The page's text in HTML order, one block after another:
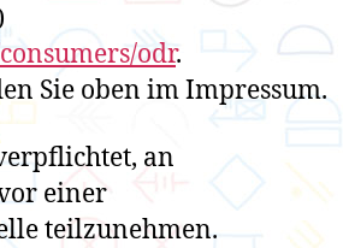
odr.
Sie oben im Impressum.
an
einer
teilzunehmen.